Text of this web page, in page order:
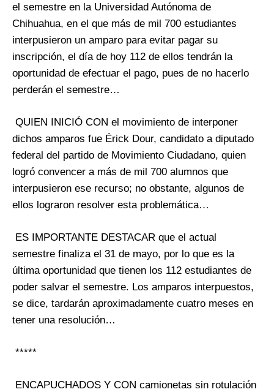
el semestre en la Universidad Autónoma de
Chihuahua, en el que más de mil 700 estudiantes
interpusieron un amparo para evitar pagar su
inscripción, el día de hoy 112 de ellos tendrán la
oportunidad de efectuar el pago, pues de no hacerlo
perderán el semestre…
QUIEN INICIÓ CON el movimiento de interponer
dichos amparos fue Érick Dour, candidato a diputado
federal del partido de Movimiento Ciudadano, quien
logró convencer a más de mil 700 alumnos que
interpusieron ese recurso; no obstante, algunos de
ellos lograron resolver esta problemática…
ES IMPORTANTE DESTACAR que el actual
semestre finaliza el 31 de mayo, por lo que es la
última oportunidad que tienen los 112 estudiantes de
poder salvar el semestre. Los amparos interpuestos,
se dice, tardarán aproximadamente cuatro meses en
tener una resolución…
*****
ENCAPUCHADOS Y CON camionetas sin rotulación